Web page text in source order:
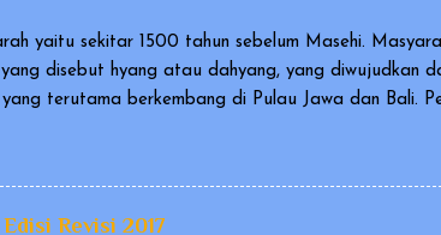
yaitu sekitar 1500 tahun sebelum Masehi.
disebut hyang atau dahyang, yang diwujudkan
terutama berkembang di Pulau Jawa dan Bali.
and Intangible Heritage of Humanity). Ada versi
wayang orang, dan ada pula wayang yang berupa
berupa wayang kulit atau wayang golek.
Revisi 2017